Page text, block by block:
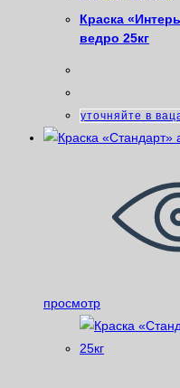
Краска
ведро 25кг
уточняйте в
просмотр